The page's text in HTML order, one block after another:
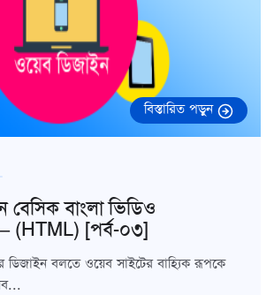
বিস্তারিত পড়ুন
বেসিক বাংলা ভিডিও
(HTML) [পর্ব-০৩]
ডিজাইন বলতে ওয়েব সাইটের বাহ্যিক রূপকে